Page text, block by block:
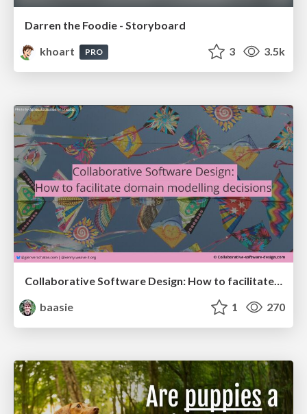
Darren the Foodie - Storyboard
khoart
PRO 3 3.5k
baasie
1 270